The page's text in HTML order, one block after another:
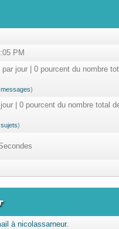
PM
jour | 0 pourcent du nombre
)
| 0 pourcent du nombre total
)
à nicolassarneur.